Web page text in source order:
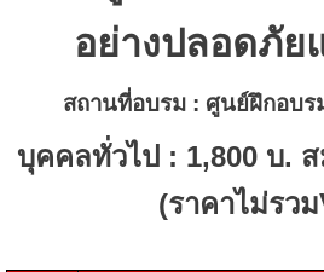
อย่างปลอดภัย
สถานที่อบรม : ศูนย์ฝึกอบร
บุคคลทั่วไป : 1,800 บ.
(ราคาไม่รวม